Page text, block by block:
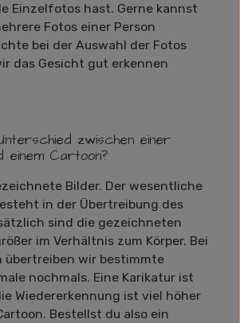
Einzelfotos hast. Gerne kannst
Fotos einer Person
bei der Auswahl der Fotos
das Gesicht gut erkennen
zwischen einer
Cartoon?
Bilder. Der wesentliche
in der Übertreibung des
sind die gezeichneten
im Verhältnis zum Körper. Bei
übertreiben wir bestimmte
nochmals. Eine Karikatur ist
Wiedererkennung ist viel höher
Bestellst du also ein